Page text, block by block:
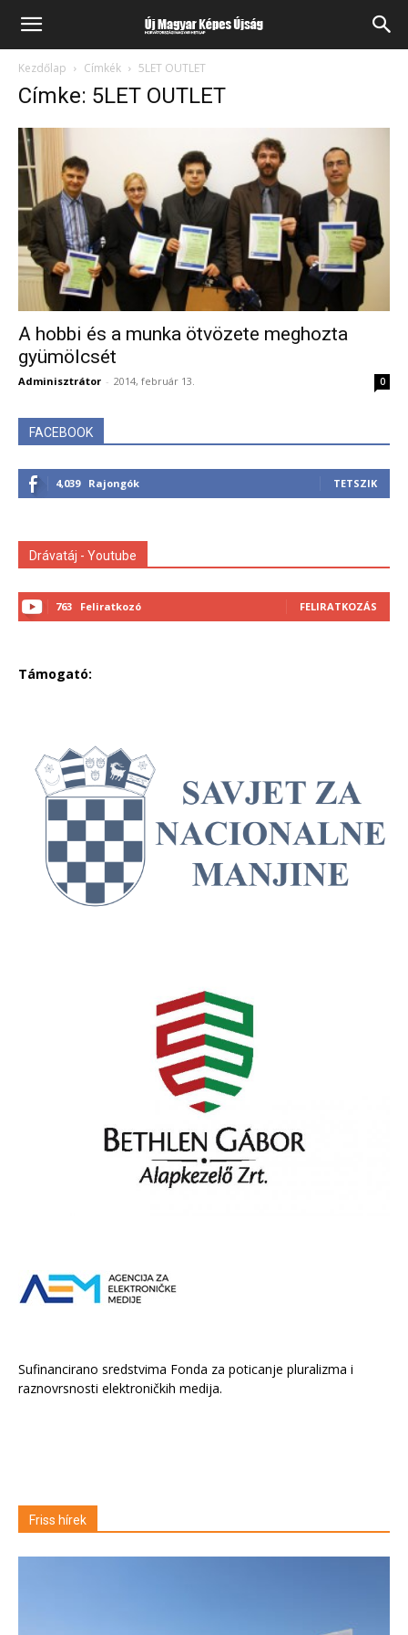
Kezdőlap Címkék 5LET OUTLET
Címke: 5LET OUTLET
A hobbi és a munka ötvözete meghozta
gyümölcsét
Adminisztrátor - 2014, február 13. 0
FACEBOOK
4,039 Rajongók TETSZIK
Drávatáj - Youtube
763 Feliratkozó FELIRATKOZÁS
Támogató:
Sufinancirano sredstvima Fonda za poticanje pluralizma i
raznovrsnosti elektroničkih medija.
Friss hírek